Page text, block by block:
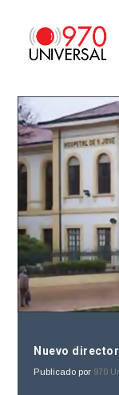
Nuevo
Publicado por 970